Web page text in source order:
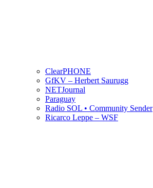
ClearPHONE
GfKV – Herbert Saurugg
NETJournal
Paraguay
Radio SOL • Community Sender
Ricarco Leppe – WSF